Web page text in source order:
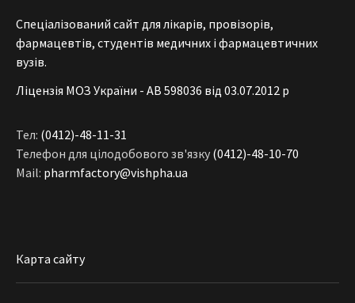
Спеціалізований сайт для лікарів, провізорів,
фармацевтів, студентів медичних і фармацевтичних
вузів.
Ліцензія МОЗ України - АВ 598036 від 03.07.2012 р
Тел: (0412)-48-11-31
Телефон для цілодобового зв'язку (0412)-48-10-70
Mail: pharmfactory@vishpha.ua
Карта сайту